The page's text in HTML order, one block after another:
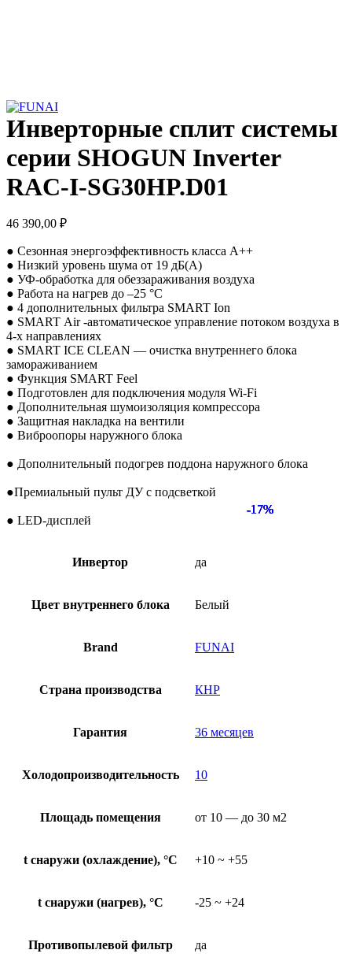
Инверторные сплит системы
серии SHOGUN Inverter
RAC-I-SG30HP.D01
46 390,00 ₽
● Сезонная энергоэффективность класса А++
● Низкий уровень шума от 19 дБ(А)
● УФ-обработка для обеззараживания воздуха
● Работа на нагрев до –25 °С
● 4 дополнительных фильтра SMART Ion
● SMART Air -автоматическое управление потоком воздуха в
4-х направлениях
● SMART ICE CLEAN — очистка внутреннего блока
замораживанием
● Функция SMART Feel
● Подготовлен для подключения модуля Wi-Fi
● Дополнительная шумоизоляция компрессора
● Защитная накладка на вентили
● Виброопоры наружного блока
● Дополнительный подогрев поддона наружного блока
●Премиальный пульт ДУ с подсветкой
● LED-дисплей
Инвертор да
Цвет внутреннего блока Белый
Brand FUNAI
Страна производства КНР
Гарантия 36 месяцев
Холодопроизводительность 10
Площадь помещения от 10 — до 30 м2
t снаружи (охлаждение), °C +10 ~ +55
t снаружи (нагрев), °C -25 ~ +24
Противопылевой фильтр да
-17%
-17%
-17%
-17%
-17%
-17%
-17%
-17%